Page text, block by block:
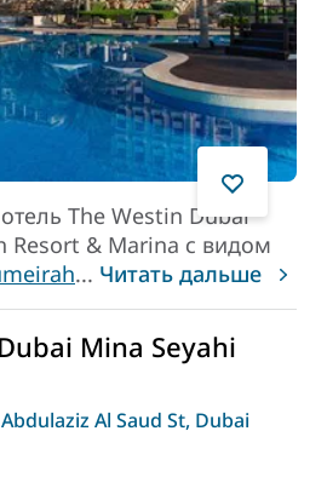
The Westin Dubai
Resort & Marina с видом
... Читать дальше
Mina Seyahi
Al Saud St, Dubai